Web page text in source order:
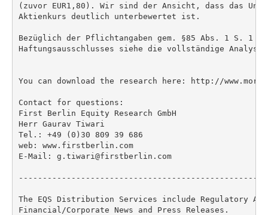
(zuvor EUR1,80). Wir sind der Ansicht, dass das
Aktienkurs deutlich unterbewertet ist.
Bezüglich der Pflichtangaben gem. §85 Abs. 1 S. 1
Haftungsausschlusses siehe die vollständige Analyse.
You can download the research here: http://
Contact for questions:
First Berlin Equity Research GmbH
Herr Gaurav Tiwari
Tel.: +49 (0)30 809 39 686
web: www.firstberlin.com
E-Mail: g.tiwari@firstberlin.com
The EQS Distribution Services include Regulatory
Financial/Corporate News and Press Releases.